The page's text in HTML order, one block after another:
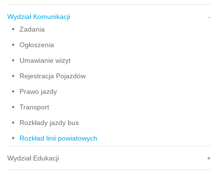
Wydział Komunikacji
Zadania
Ogłoszenia
Umawianie wizyt
Rejestracja Pojazdów
Prawo jazdy
Transport
Rozkłady jazdy bus
Rozkład linii powiatowych
Wydział Edukacji